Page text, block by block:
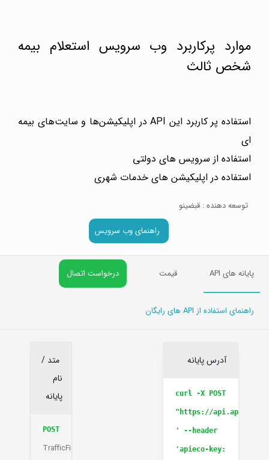
موارد پرکاربرد وب سرویس استعلام بیمه
شخص ثالث
استفاده پر کاربرد این API در اپلیکیشن‌ها و سایت‌های بیمه
ای
استفاده از سرویس های دولتی
استفاده در اپلیکیشن های خدمات شهری
توسعه دهنده : قبضینو
راهنمای وب سرویس
پایانه های API قیمت درخواست اتصال
راهنمای استفاده از API های رایگان
آدرس پایانه
curl -X POST
"https://api.apieco.ir/
' --header
'apieco-key:
متد /
نام
پایانه
POST
TrafficFinesInquiry